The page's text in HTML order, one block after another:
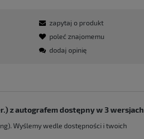
zapytaj o produkt
poleć znajomemu
dodaj opinię
z autografem dostępny w 3 wersjach
Wyślemy wedle dostępności i twoich